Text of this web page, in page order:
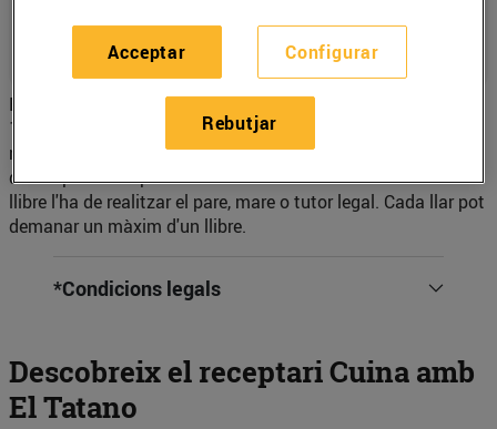
Recull el llibre en qualsevol dels nostres
establiments, presentant la Targeta Client de
BonpreuEsclat.
El llibre "Cuina amb El Tatano" va dirigit a infants d'entre 4 a
12 anys. En aquest sentit, en sol·licitar el llibre, les dates de
naixement dels nen/a ha de correspondre a aquesta franja
d’edat per tal de procedir amb la sol·licitud. La sol·licitud del
llibre l'ha de realitzar el pare, mare o tutor legal. Cada llar pot
demanar un màxim d'un llibre.
*Condicions legals
Descobreix el receptari Cuina amb
El Tatano
Configurar
Rebutjar
Acceptar